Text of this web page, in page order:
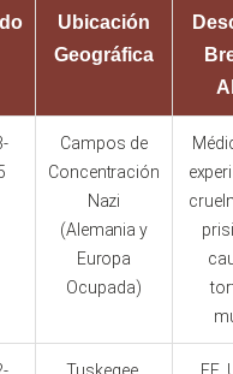
Ubicación
Geográfica
Campos de
Concentración
Nazi
(Alemania y
Europa
Ocupada)
Tuskegee,
EE.